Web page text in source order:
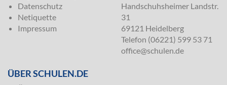
Datenschutz
Netiquette
Impressum
Handschuhsheimer Landstr.
31
69121 Heidelberg
Telefon (06221) 599 53 71
office@schulen.de
ÜBER SCHULEN.DE